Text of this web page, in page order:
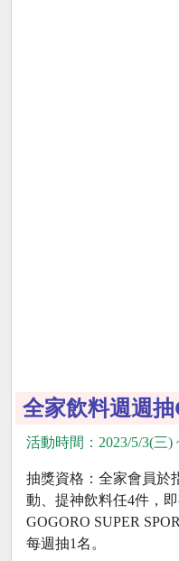
全家飲料週週
活動時間：2023/5/3(三)
抽獎資格：全家會員於
動、提神飲料任4件，
GOGORO SUPER
每週抽1名。